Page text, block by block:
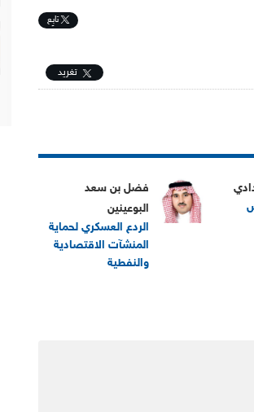
تابِع
تغريد
فضل بن سعد
البوعينين
الردع العسكري لحماية
المنشآت الاقتصادية
والنفطية